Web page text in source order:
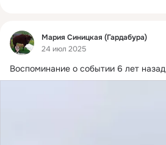
Фид
Мария Синицкая (Гардабура)
24 июл 2025
Воспоминание о событии 6 лет назад